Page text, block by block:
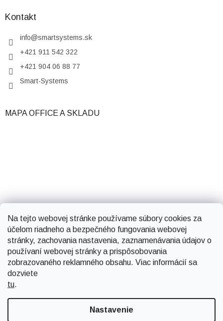
Na tejto webovej stránke používame súbory cookies za
účelom riadneho a bezpečného fungovania webovej
stránky, zachovania nastavenia, zaznamenávania údajov o
používaní webovej stránky a prispôsobovania
zobrazovaného reklamného obsahu. Viac informácií sa
dozviete
tu.
Nastavenie
Kontakt
info@smartsystems.sk
+421 911 542 322
+421 904 06 88 77
Smart-Systems
MAPA OFFICE A SKLADU